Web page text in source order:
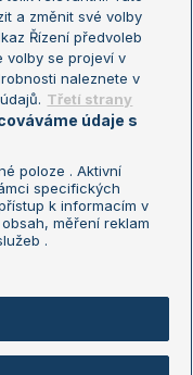
soukromí
zpracování osobních
zpravodajství ČTK.
a změnit své volby
Řízení předvoleb
volby se projeví v
naleznete v
Třetí strany
údaje s
poloze . Aktivní
specifických
k informacím v
měření reklam
.